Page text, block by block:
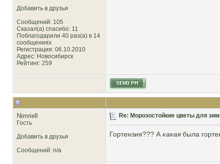
Добавить в друзья
Сообщений: 105
Сказал(а) спасибо: 11
Поблагодарили 40 раз(а) в 14
сообщениях
Регистрация: 06.10.2010
Адрес: Новосибирск
Рейтинг: 259
Nimriell
Гость
Добавить в друзья
Сообщений: n/a
Re: Морозостойкие цветы для
Гортензия??? А какая была